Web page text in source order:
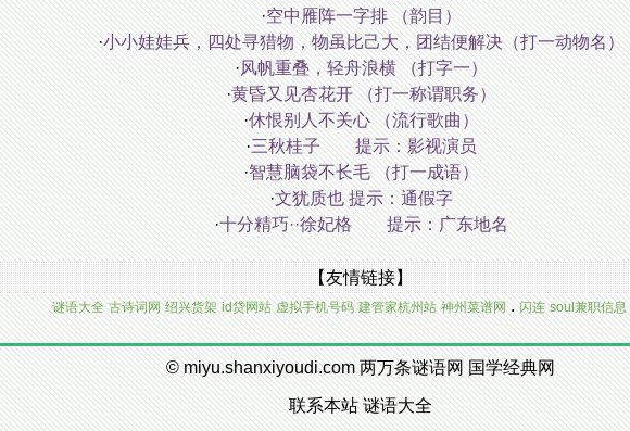
·空中雁阵一字排 （韵目）
·小小娃娃兵，四处寻猎物，物虽比己大，团结便解决（打一动物名）
·风帆重叠，轻舟浪横 （打字一）
·黄昏又见杏花开 （打一称谓职务）
·休恨别人不关心 （流行歌曲）
·三秋桂子 提示：影视演员
·智慧脑袋不长毛 （打一成语）
·文犹质也 提示：通假字
·十分精巧··徐妃格 提示：广东地名
【友情链接】
谜语大全 古诗词网 绍兴货架 id贷网站 虚拟手机号码 建管家杭州站 神州菜谱网 . 闪连 soul兼职信息
© miyu.shanxiyoudi.com 两万条谜语网 国学经典网
联系本站 谜语大全